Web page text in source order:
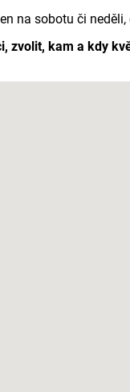
na sobotu či
zvolit, kam a kdy